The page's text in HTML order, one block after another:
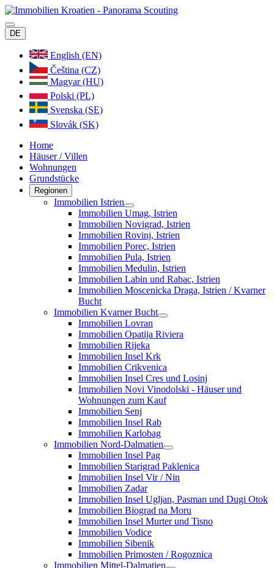
DE
English (EN)
Čeština (CZ)
Magyar (HU)
Polski (PL)
Svenska (SE)
Slovák (SK)
Home
Häuser / Villen
Wohnungen
Grundstücke
Regionen
Immobilien Istrien
Immobilien Umag, Istrien
Immobilien Novigrad, Istrien
Immobilien Rovinj, Istrien
Immobilien Porec, Istrien
Immobilien Pula, Istrien
Immobilien Medulin, Istrien
Immobilien Labin und Rabac, Istrien
Immobilien Moscenicka Draga, Istrien / Kvarner
Bucht
Immobilien Kvarner Bucht
Immobilien Lovran
Immobilien Opatija Riviera
Immobilien Rijeka
Immobilien Insel Krk
Immobilien Crikvenica
Immobilien Insel Cres und Losinj
Immobilien Novi Vinodolski - Häuser und
Wohnungen zum Kauf
Immobilien Senj
Immobilien Insel Rab
Immobilien Karlobag
Immobilien Nord-Dalmatien
Immobilien Insel Pag
Immobilien Starigrad Paklenica
Immobilien Insel Vir / Nin
Immobilien Zadar
Immobilien Insel Ugljan, Pasman und Dugi Otok
Immobilien Biograd na Moru
Immobilien Insel Murter und Tisno
Immobilien Vodice
Immobilien Sibenik
Immobilien Primosten / Rogoznica
Immobilien Mittel-Dalmatien